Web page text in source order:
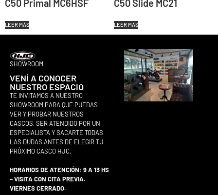
C50 Primal MC6HSF
LEER MÁS
C50 Slide MC21
LEER MÁS
SHOWROOM
VENÍ A CONOCER
NUESTRO ESPACIO
TE INVITAMOS A NUESTRO
SHOWROOM PARA QUE PUEDAS
VER Y PROBAR NUESTROS
CASCOS, SER ATENDIDO POR UN
ESPECIALISTA Y SACARTE TODAS
LAS DUDAS ANTES DE ELEGIR TU
PRÓXIMO CASCO HJC.
HORARIOS DE ATENCIÓN: 9 A 13 HS
– VISITA CON CITA PREVIA.
VIERNES CERRADO.